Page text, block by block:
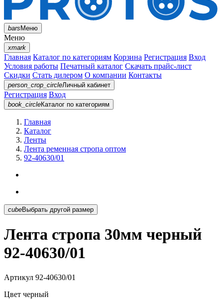
barsМеню
Меню
xmark
Главная Каталог по категориям Корзина Регистрация Вход
Условия работы Печатный каталог Скачать прайс-лист
Скидки Стать дилером О компании Контакты
person_crop_circleЛичный кабинет
Регистрация Вход
book_circleКаталог по категориям
Главная
Каталог
Ленты
Лента ременная стропа оптом
92-40630/01
cubeВыбрать другой размер
Лента стропа 30мм черный
92-40630/01
Артикул 92-40630/01
Цвет черный